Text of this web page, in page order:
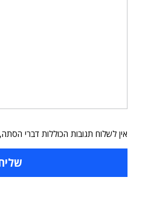
אין לשלוח תגובות הכוללות דברי